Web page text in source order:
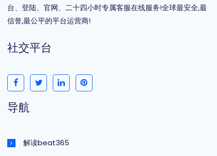
台、登陆、官网、二十四小时专属客服在线服务!全球最安全,最
信誉,最公平的平台运营商!
社交平台
导航
解读beat365